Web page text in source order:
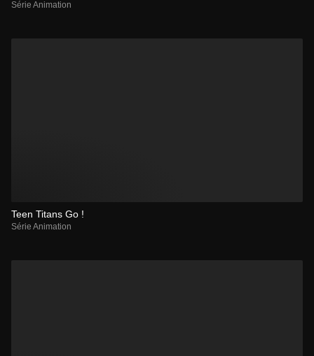
Série Animation
Teen Titans Go !
Série Animation